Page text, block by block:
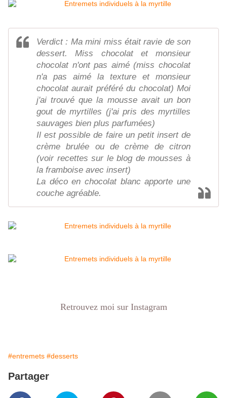
Verdict : Ma mini miss était ravie de son
dessert. Miss chocolat et monsieur
chocolat n'ont pas aimé (miss chocolat
n'a pas aimé la texture et monsieur
chocolat aurait préféré du chocolat) Moi
j'ai trouvé que la mousse avait un bon
gout de myrtilles (j'ai pris des myrtilles
sauvages bien plus parfumées)
Il est possible de faire un petit insert de
crème brulée ou de crème de citron
(voir recettes sur le blog de mousses à
la framboise avec insert)
La déco en chocolat blanc apporte une
couche agréable.
Retrouvez moi sur Instagram
#entremets #desserts
Partager